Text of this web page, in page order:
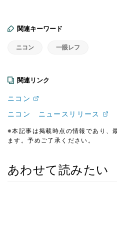
関連キーワード
ニコン 一眼レフ
関連リンク
ニコン
ニコン ニュースリリース
※本記事は掲載時点の情報であり、
ます。予めご了承ください。
あわせて読みたい